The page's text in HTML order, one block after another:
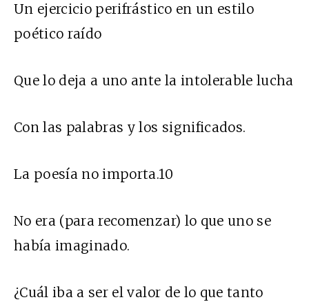
Un ejercicio perifrástico en un estilo
poético raído
Que lo deja a uno ante la intolerable lucha
Con las palabras y los significados.
La poesía no importa.10
No era (para recomenzar) lo que uno se
había imaginado.
¿Cuál iba a ser el valor de lo que tanto